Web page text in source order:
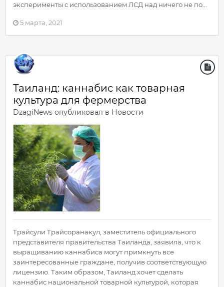
эксперименты с использованием ЛСД над ничего не по...
5 марта, 2021
Таиланд: каннабис как товарная
культура для фермерства
DzagiNews опубликовал в Новости
Трайсули Трайсоранакул, заместитель официального
представителя правительства Таиланда, заявила, что к
выращиванию каннабиса могут примкнуть все
заинтересованные граждане, получив соответствующую
лицензию. Таким образом, Таиланд хочет сделать
каннабис национальной товарной культурой, которая